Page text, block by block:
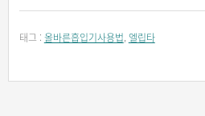
태그 : 올바른흡입기사용법, 엘립타